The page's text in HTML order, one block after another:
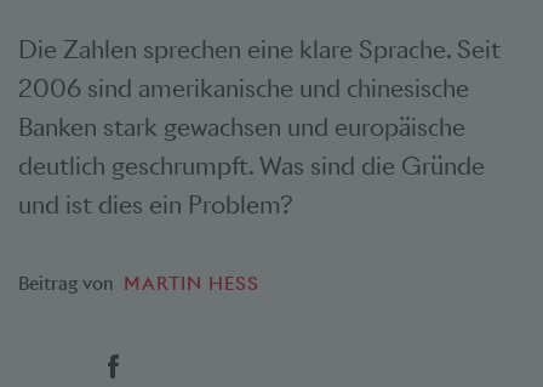
Die Zahlen sprechen eine klare Sprache. Seit
2006 sind amerikanische und chinesische
Banken stark gewachsen und europäische
deutlich geschrumpft. Was sind die Gründe
und ist dies ein Problem?
Beitrag von MARTIN HESS
Social Bookmarks